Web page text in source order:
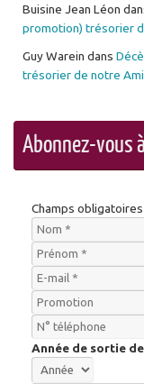
Buisine Jean Léon
promotion) trésorier
Guy Warein dans
trésorier de notre
Abonnez-vous
Champs
Année de sortie